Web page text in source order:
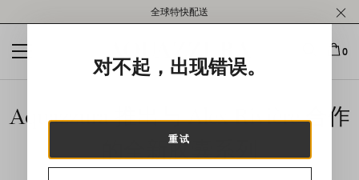
note:
website
an
system.
全球特快配送
0
对不起，出现错误。
重试
Aquazzura 推出与 Alex Rivière 合作
的全新胶囊系列